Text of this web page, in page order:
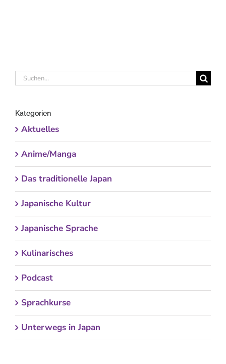
Suche
Kategorien
Aktuelles
Anime/Manga
Das traditionelle Japan
Japanische Kultur
Japanische Sprache
Kulinarisches
Podcast
Sprachkurse
Unterwegs in Japan